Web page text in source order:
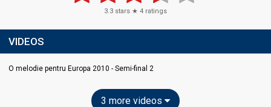
3.3 stars ★ 4 ratings
VIDEOS
O melodie pentru Europa 2010 - Semi-final 2
3 more videos